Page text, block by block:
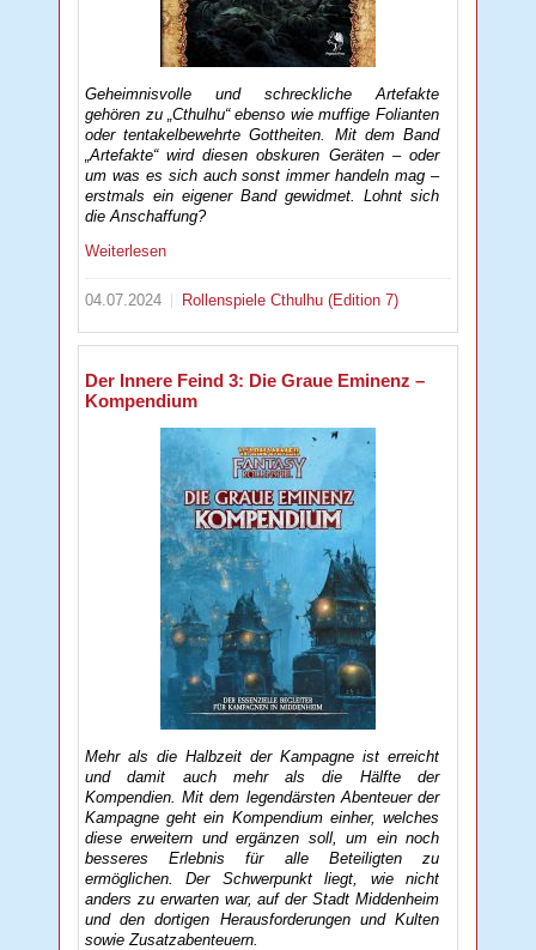
Geheimnisvolle und schreckliche Artefakte
gehören zu „Cthulhu“ ebenso wie muffige Folianten
oder tentakelbewehrte Gottheiten. Mit dem Band
„Artefakte“ wird diesen obskuren Geräten – oder
um was es sich auch sonst immer handeln mag –
erstmals ein eigener Band gewidmet. Lohnt sich
die Anschaffung?
Weiterlesen
04.07.2024 RollenspieleCthulhu (Edition 7)
Der Innere Feind 3: Die Graue Eminenz –
Kompendium
Mehr als die Halbzeit der Kampagne ist erreicht
und damit auch mehr als die Hälfte der
Kompendien. Mit dem legendärsten Abenteuer der
Kampagne geht ein Kompendium einher, welches
diese erweitern und ergänzen soll, um ein noch
besseres Erlebnis für alle Beteiligten zu
ermöglichen. Der Schwerpunkt liegt, wie nicht
anders zu erwarten war, auf der Stadt Middenheim
und den dortigen Herausforderungen und Kulten
sowie Zusatzabenteuern.